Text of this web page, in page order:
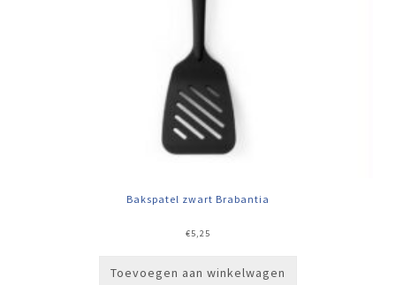
Bakspatel zwart Brabantia
€5,25
Toevoegen aan winkelwagen